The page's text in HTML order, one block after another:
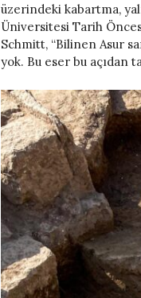
üzerindeki kabartma,
Üniversitesi Tarih
Schmitt, “Bilinen Asur
yok. Bu eser bu açıdan